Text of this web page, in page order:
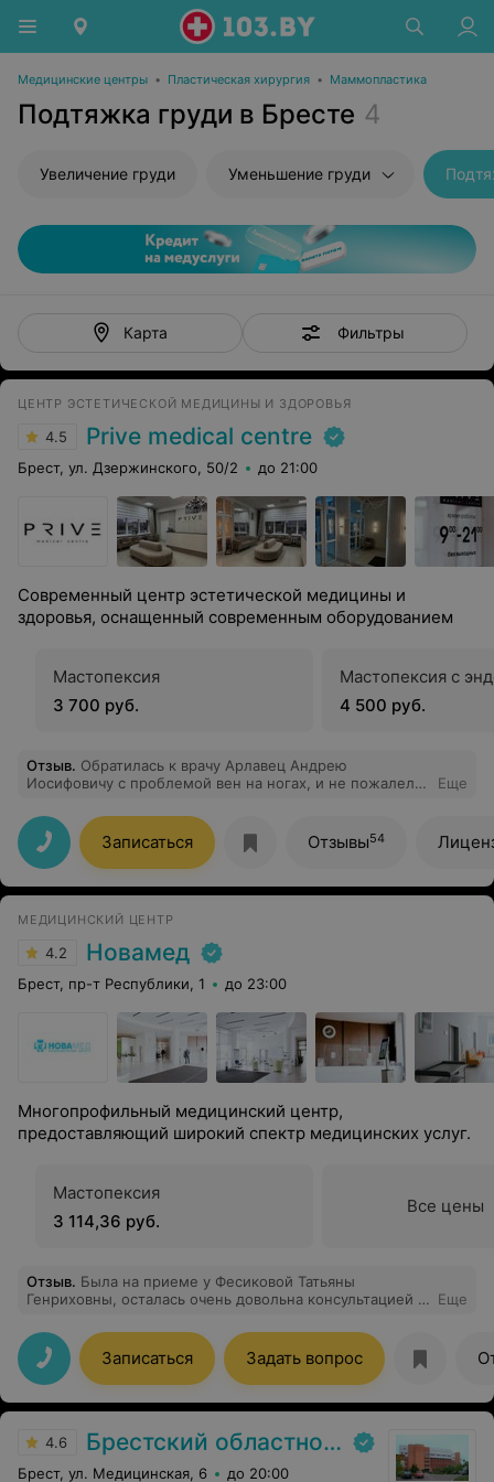
Медицинские центры • Пластическая хирургия • Маммопластика
Подтяжка груди в Бресте 4
Увеличение груди Уменьшение груди
Карта Фильтры
ЦЕНТР ЭСТЕТИЧЕСКОЙ МЕДИЦИНЫ И ЗДОРОВЬЯ
4.5 Prive medical centre
Брест, ул. Дзержинского, 50/2 до 21:00
Современный центр эстетической медицины и
здоровья, оснащенный современным оборудованием
Мастопексия
3 700 руб.
Мастопексия с
4 500 руб.
Отзыв. Обратилась к врачу Арлавец Андрею
Иосифовичу с проблемой вен на ногах, и не пожалела!
и аккуратно. Врач детально разъяснил все этапы
лечения и реабилитации. Сейчас состояние заметно
улучшилось, восстановление идёт по плану. Спасибо
за профессионализм и чуткое отношение!
Еще
Записаться Отзывы54
МЕДИЦИНСКИЙ ЦЕНТР
4.2 Новамед
Брест, пр-т Республики, 1 до 23:00
Многопрофильный медицинский центр,
предоставляющий широкий спектр медицинских услуг.
Мастопексия
3 114,36 руб.
Все цены
Отзыв. Была на приеме у Фесиковой Татьяны
Генриховны, осталась очень довольна консультацией и
рекомендую.
Еще
Записаться Задать вопрос
4.6 Брестский областной онкологический диспансер
Брест, ул. Медицинская, 6 до 20:00